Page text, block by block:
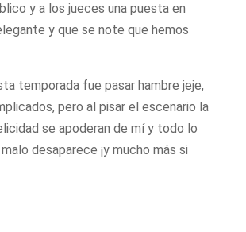
y a los jueces una puesta en
y que se note que hemos
temporada fue pasar hambre jeje,
pero al pisar el escenario la
se apoderan de mí y todo lo
desaparece ¡y mucho más si